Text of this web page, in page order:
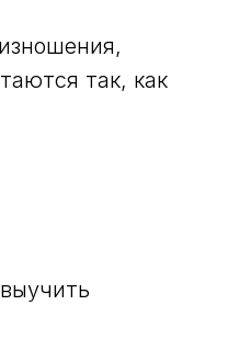
так, как